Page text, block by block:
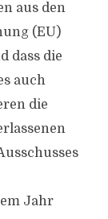
aus den
(EU)
dass die
auch
die
Jahr